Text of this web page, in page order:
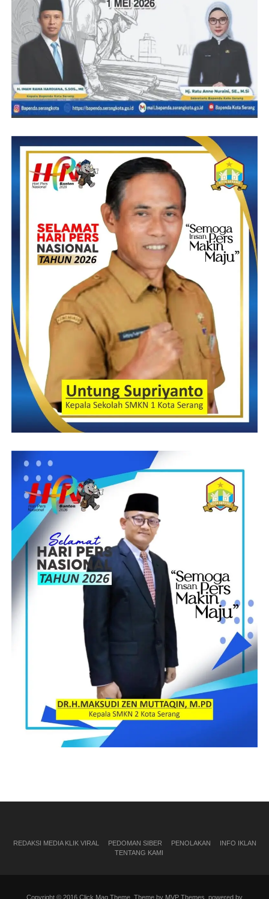
REDAKSI MEDIA KLIK VIRAL PEDOMAN SIBER PENOLAKAN
INFO IKLAN
TENTANG KAMI
Copyright © 2016 Click Mag Theme. Theme by MVP Themes, powered by